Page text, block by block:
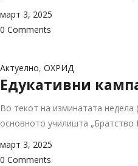
март 3, 2025
0 Comments
Актуелно, ОХРИД
Eдукативни
Во текот на изминатата недела
основното училишта
март 3, 2025
0 Comments